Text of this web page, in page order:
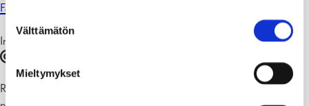
Suostumuksen
valinta
Välttämätön
Mieltymykset
Facebook-sivuillamme
Instagramissa
Raaseporin nuorisovaltuuston ohjaajina toimii nuorisopalveluiden